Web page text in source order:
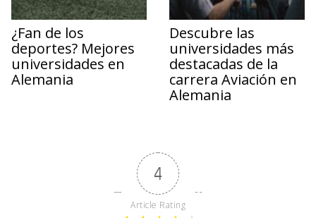
¿Fan de los
deportes? Mejores
universidades en
Alemania
Descubre las
universidades más
destacadas de la
carrera Aviación en
Alemania
4
Article Rating